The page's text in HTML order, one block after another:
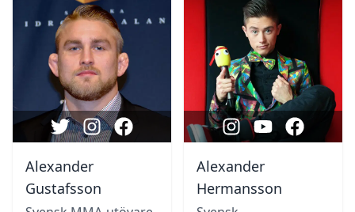
Alexander
Gustafsson
Alexander
Hermansson